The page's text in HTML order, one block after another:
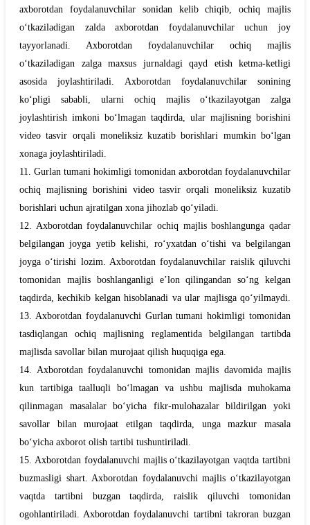
axborotdan foydalanuvchilar sonidan kelib chiqib, ochiq majlis
o‘tkaziladigan zalda axborotdan foydalanuvchilar uchun joy
tayyorlanadi. Axborotdan foydalanuvchilar ochiq majlis
o‘tkaziladigan zalga maxsus jurnaldagi qayd etish ketma-ketligi
asosida joylashtiriladi. Axborotdan foydalanuvchilar sonining
ko‘pligi sababli, ularni ochiq majlis o‘tkazilayotgan zalga
joylashtirish imkoni bo‘lmagan taqdirda, ular majlisning borishini
video tasvir orqali moneliksiz kuzatib borishlari mumkin bo‘lgan
xonaga joylashtiriladi.
11. Gurlan tumani hokimligi tomonidan axborotdan foydalanuvchilar
ochiq majlisning borishini video tasvir orqali moneliksiz kuzatib
borishlari uchun ajratilgan xona jihozlab qo‘yiladi.
12. Axborotdan foydalanuvchilar ochiq majlis boshlangunga qadar
belgilangan joyga yetib kelishi, ro‘yxatdan o‘tishi va belgilangan
joyga o‘tirishi lozim. Axborotdan foydalanuvchilar raislik qiluvchi
tomonidan majlis boshlanganligi e’lon qilingandan so‘ng kelgan
taqdirda, kechikib kelgan hisoblanadi va ular majlisga qo‘yilmaydi.
13. Axborotdan foydalanuvchi Gurlantumani hokimligi tomonidan
tasdiqlangan ochiq majlisning reglamentida belgilangan tartibda
majlisda savollar bilan murojaat qilish huquqiga ega.
14. Axborotdan foydalanuvchi tomonidan majlis davomida majlis
kun tartibiga taalluqli bo‘lmagan va ushbu majlisda muhokama
qilinmagan masalalar bo‘yicha fikr-mulohazalar bildirilgan yoki
savollar bilan murojaat etilgan taqdirda, unga mazkur masala
bo‘yicha axborot olish tartibi tushuntiriladi.
15. Axborotdan foydalanuvchi majlis o‘tkazilayotgan vaqtda tartibni
buzmasligi shart. Axborotdan foydalanuvchi majlis o‘tkazilayotgan
vaqtda tartibni buzgan taqdirda, raislik qiluvchi tomonidan
ogohlantiriladi. Axborotdan foydalanuvchi tartibni takroran buzgan